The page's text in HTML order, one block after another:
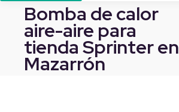
Bomba de calor
aire-aire para
tienda Sprinter en
Mazarrón